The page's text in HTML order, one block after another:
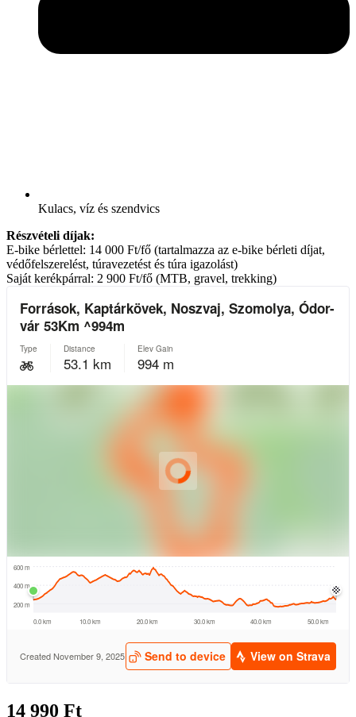
Kulacs, víz és szendvics
Részvételi díjak:
E-bike bérlettel: 14 000 Ft/fő (tartalmazza az e-bike bérleti díjat,
védőfelszerelést, túravezetést és túra igazolást)
Saját kerékpárral: 2 900 Ft/fő (MTB, gravel, trekking)
14 990 Ft